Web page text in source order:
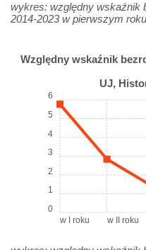
wykres: względny wskaźnik
2014-2023 w pierwszym
Względny wskaźnik
UJ,
w I roku w II roku
0
1
2
3
4
5
6